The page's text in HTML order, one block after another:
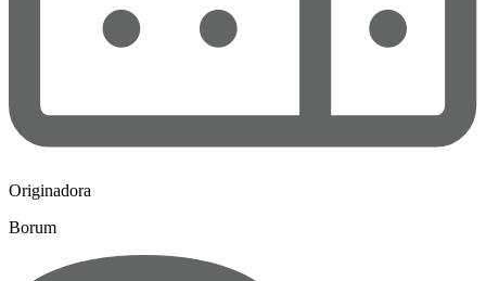
Originadora
Borum